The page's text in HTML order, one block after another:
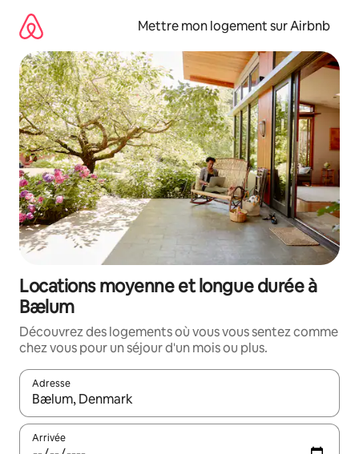
directement
contenu
Mettre mon logement sur Airbnb
Locations moyenne et longue durée à
Bælum
Découvrez des logements où vous vous sentez comme
chez vous pour un séjour d'un mois ou plus.
Adresse
Lorsque les résultats s'affichent, utilisez les flèches vers le
Arrivée